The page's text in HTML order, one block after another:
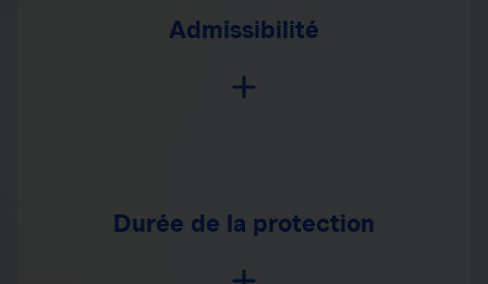
Admissibilité
Durée de la protection